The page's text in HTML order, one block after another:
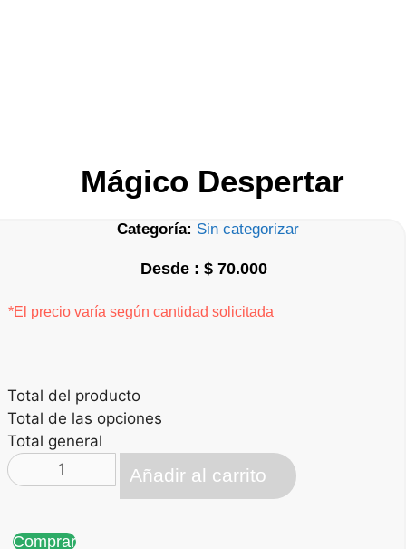
Mágico Despertar
Categoría: Sin categorizar
$70.000
*El precio varía según cantidad solicitada
Total del producto
Total de las opciones
Total general
Mágico
Despertar
Añadir al carrito
Comprar